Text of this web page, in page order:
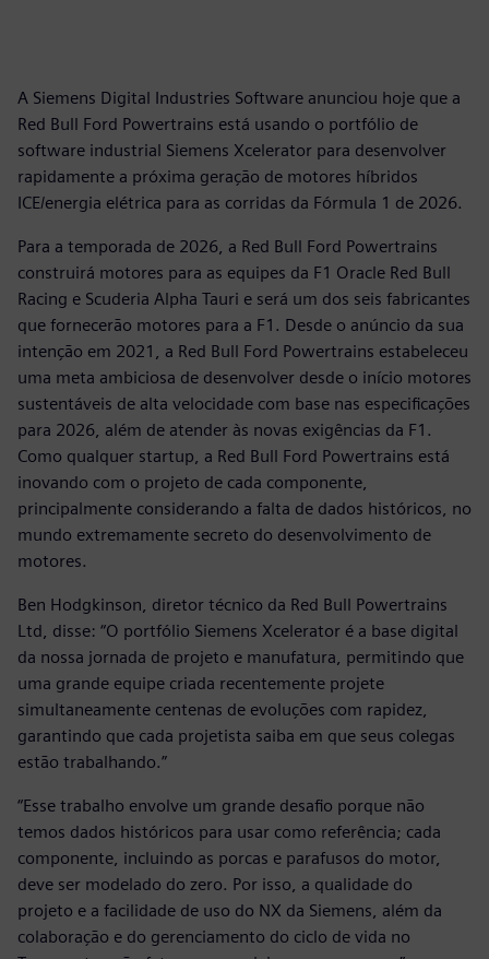
A Siemens Digital Industries Software anunciou hoje que a
Red Bull Ford Powertrains está usando o portfólio de
software industrial Siemens Xcelerator para desenvolver
rapidamente a próxima geração de motores híbridos
ICE/energia elétrica para as corridas da Fórmula 1 de 2026.
Para a temporada de 2026, a Red Bull Ford Powertrains
construirá motores para as equipes da F1 Oracle Red Bull
Racing e Scuderia Alpha Tauri e será um dos seis fabricantes
que fornecerão motores para a F1. Desde o anúncio da sua
intenção em 2021, a Red Bull Ford Powertrains estabeleceu
uma meta ambiciosa de desenvolver desde o início motores
sustentáveis de alta velocidade com base nas especificações
para 2026, além de atender às novas exigências da F1.
Como qualquer startup, a Red Bull Ford Powertrains está
inovando com o projeto de cada componente,
principalmente considerando a falta de dados históricos, no
mundo extremamente secreto do desenvolvimento de
motores.
Ben Hodgkinson, diretor técnico da Red Bull Powertrains
Ltd, disse: “O portfólio Siemens Xcelerator é a base digital
da nossa jornada de projeto e manufatura, permitindo que
uma grande equipe criada recentemente projete
simultaneamente centenas de evoluções com rapidez,
garantindo que cada projetista saiba em que seus colegas
estão trabalhando.”
“Esse trabalho envolve um grande desafio porque não
temos dados históricos para usar como referência; cada
componente, incluindo as porcas e parafusos do motor,
deve ser modelado do zero. Por isso, a qualidade do
projeto e a facilidade de uso do NX da Siemens, além da
colaboração e do gerenciamento do ciclo de vida no